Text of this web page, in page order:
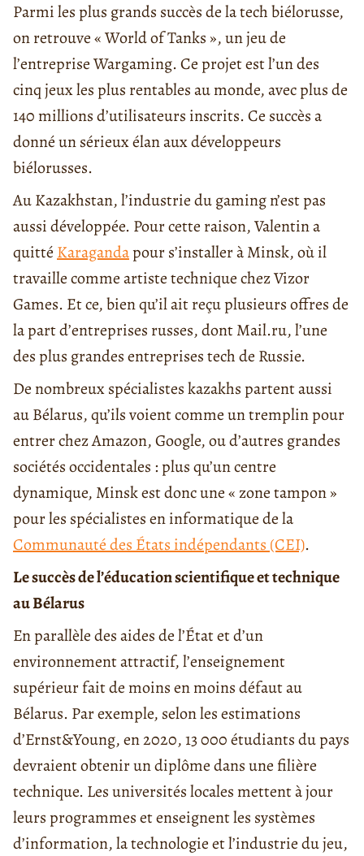
Parmi les plus grands succès de la tech biélorusse,
on retrouve « World of Tanks », un jeu de
l’entreprise Wargaming. Ce projet est l’un des
cinq jeux les plus rentables au monde, avec plus de
140 millions d’utilisateurs inscrits. Ce succès a
donné un sérieux élan aux développeurs
biélorusses.
Au Kazakhstan, l’industrie du gaming n’est pas
aussi développée. Pour cette raison, Valentin a
quitté Karagandapour s’installer à Minsk, où il
travaille comme artiste technique chez Vizor
Games. Et ce, bien qu’il ait reçu plusieurs offres de
la part d’entreprises russes, dont Mail.ru, l’une
des plus grandes entreprises tech de Russie.
De nombreux spécialistes kazakhs partent aussi
au Bélarus, qu’ils voient comme un tremplin pour
entrer chez Amazon, Google, ou d’autres grandes
sociétés occidentales : plus qu’un centre
dynamique, Minsk est donc une « zone tampon »
pour les spécialistes en informatique de la
Communauté des États indépendants (CEI).
Le succès de l’éducation scientifique et technique
au Bélarus
En parallèle des aides de l’État et d’un
environnement attractif, l’enseignement
supérieur fait de moins en moins défaut au
Bélarus. Par exemple, selon les estimations
d’Ernst&Young, en 2020, 13 000 étudiants du pays
devraient obtenir un diplôme dans une filière
technique. Les universités locales mettent à jour
leurs programmes et enseignent les systèmes
d’information, la technologie et l’industrie du jeu,